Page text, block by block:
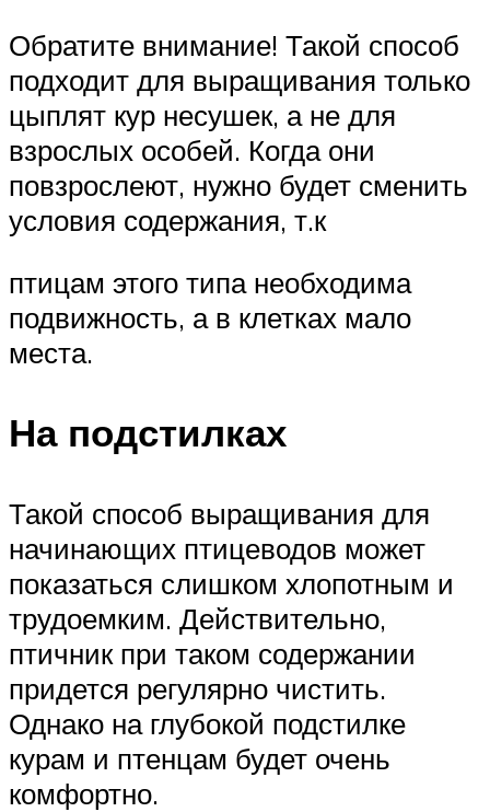
Обратите внимание! Такой способ
подходит для выращивания только
цыплят кур несушек, а не для
взрослых особей. Когда они
повзрослеют, нужно будет сменить
условия содержания, т.к
птицам этого типа необходима
подвижность, а в клетках мало
места.
На подстилках
Такой способ выращивания для
начинающих птицеводов может
показаться слишком хлопотным и
трудоемким. Действительно,
птичник при таком содержании
придется регулярно чистить.
Однако на глубокой подстилке
курам и птенцам будет очень
комфортно.